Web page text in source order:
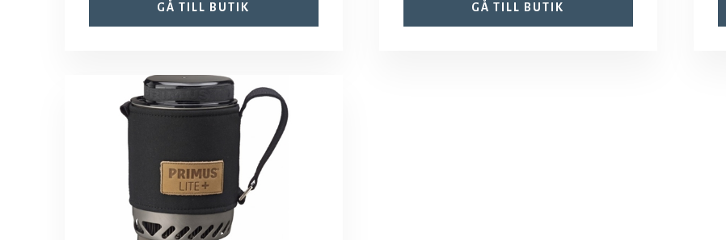
GÅ TILL BUTIK GÅ TILL BUTIK